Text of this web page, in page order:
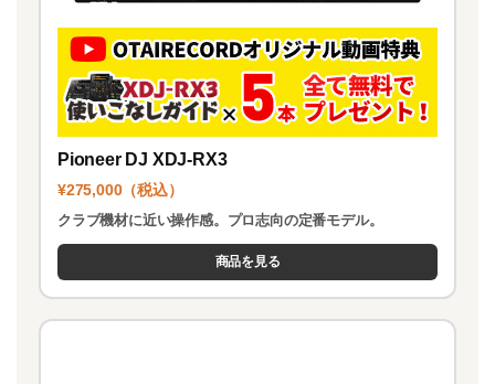
Pioneer DJ XDJ-RX3
¥275,000（税込）
クラブ機材に近い操作感。プロ志向の定番モデル。
商品を見る